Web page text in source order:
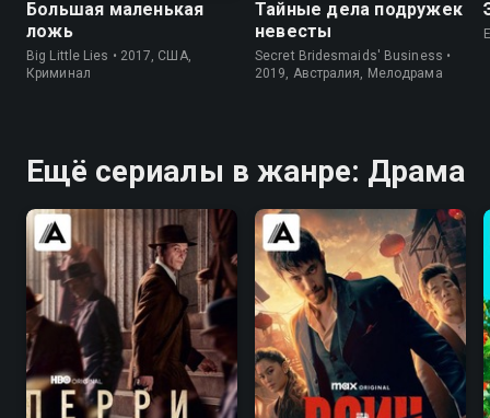
Большая маленькая
ложь
Big Little Lies • 2017, США,
Криминал
Тайные дела подружек
невесты
Secret Bridesmaids' Business •
2019, Австралия, Мелодрама
Ещё сериалы в жанре: Драма